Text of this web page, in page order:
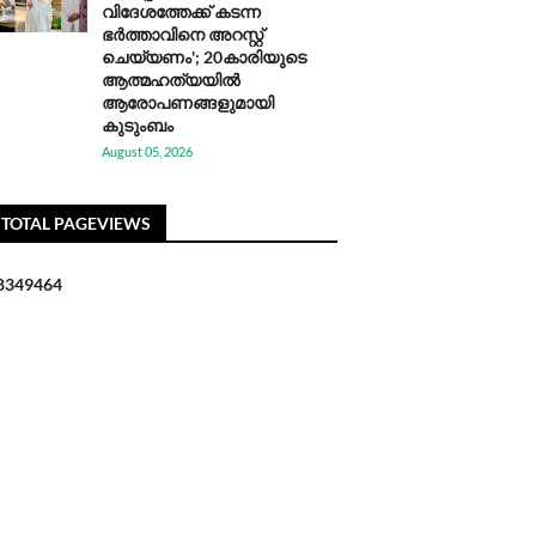
വിദേശത്തേക്ക് കടന്ന
ഭർത്താവിനെ അറസ്റ്റ്
ചെയ്യണം'; 20കാരിയുടെ
ആത്മഹത്യയിൽ
ആരോപണങ്ങളുമായി
കുടുംബം
August 05, 2026
TOTAL PAGEVIEWS
349464